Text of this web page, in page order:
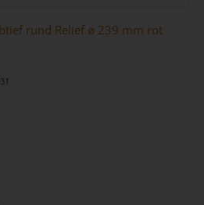
rund Relief ø 239 mm rot